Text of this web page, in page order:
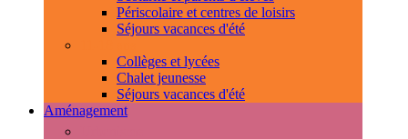
Périscolaire et centres de loisirs
Séjours vacances d'été
Collèges et lycées
Chalet jeunesse
Séjours vacances d'été
Aménagement